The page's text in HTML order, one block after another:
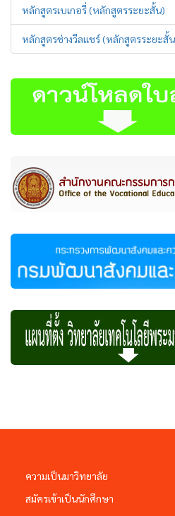
หลักสูตรเบเกอรี่ (หลักสูตรระยะสั้น)
หลักสูตรช่างวีลแชร์ (หลักสูตรระยะสั้
ความเป็นมาวิทยาลัย
สมัครเข้าเป็นนักศึกษา